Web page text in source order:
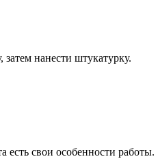
нанести штукатурку.
свои особенности работы.